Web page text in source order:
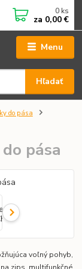
Menu
Hľadať
0 ks
za 0,00 €
do pása
pása
voľný pohyb,